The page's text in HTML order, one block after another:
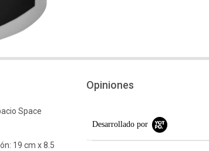
Space
19 cm x 8.5
Opiniones
Desarrollado por